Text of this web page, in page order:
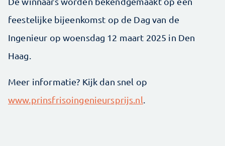
feestelijke bijeenkomst op de Dag van de
Ingenieur op woensdag 12 maart 2025 in Den
Haag.
Meer informatie? Kijk dan snel op
www.prinsfrisoingenieursprijs.nl